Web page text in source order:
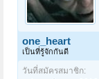
one_heart
เป็นที่รู้จักกันดี
วันที่สมัครสมาชิก: